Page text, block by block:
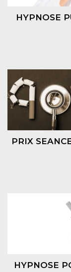
HYPNOSE
PRIX
HYPNOSE